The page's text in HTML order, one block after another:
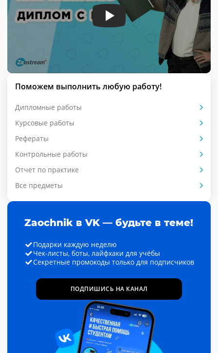
Поможем выполнить любую работу!
Дипломные работы
Курсовые работы
Рефераты
Контрольные работы
Отчет по практике
Все предметы
Zaochnik в VK — будьте в теме!
Подарки каждую неделю
Чек-листы, боты, лайфхаки для учёбы
Секретные промокоды только для подписчиков
ПОДПИШИСЬ НА КАНАЛ